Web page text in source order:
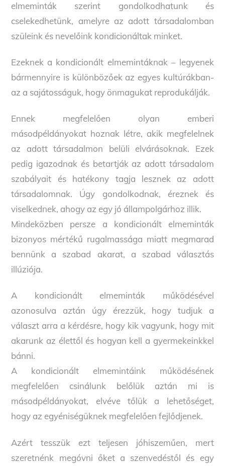
elmeminták szerint gondolkodhatunk és
cselekedhetünk, amelyre az adott társadalomban
szüleink és nevelőink kondicionáltak minket.
Ezeknek a kondicionált elmemintáknak – legyenek
bármennyire is különbözőek az egyes kultúrákban-
az a sajátosságuk, hogy önmagukat reprodukálják.
Ennek megfelelően olyan emberi
másodpéldányokat hoznak létre, akik megfelelnek
az adott társadalmon belüli elvárásoknak. Ezek
pedig igazodnak és betartják az adott társadalom
szabályait és hatékony tagja lesznek az adott
társadalomnak. Úgy gondolkodnak, éreznek és
viselkednek, ahogy az egy jó állampolgárhoz illik.
Mindeközben persze a kondicionált elmeminták
bizonyos mértékű rugalmassága miatt megmarad
bennünk a szabad akarat, a szabad választás
illúziója.
A kondicionált elmeminták működésével
azonosulva aztán úgy érezzük, hogy tudjuk a
választ arra a kérdésre, hogy kik vagyunk, hogy mit
akarunk az élettől és hogyan kell a gyermekeinkkel
bánni.
A kondicionált elmemintáink működésének
megfelelően csinálunk belőlük aztán mi is
másodpéldányokat, elvéve tőlük a lehetőséget,
hogy az egyéniségüknek megfelelően fejlődjenek.
Azért tesszük ezt teljesen jóhiszeműen, mert
szeretnénk megóvni őket a szenvedéstől és egy